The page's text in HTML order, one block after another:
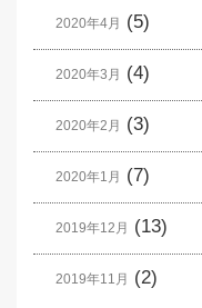
2020年4月 (5)
2020年3月 (4)
2020年2月 (3)
2020年1月 (7)
2019年12月 (13)
2019年11月 (2)